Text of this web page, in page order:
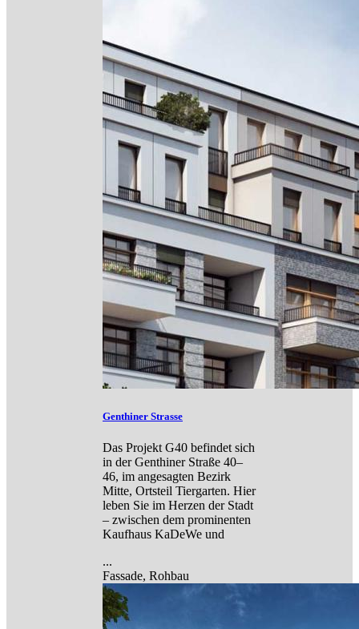
Genthiner Strasse
Das Projekt G40 befindet sich
in der Genthiner Straße 40–
46, im angesagten Bezirk
Mitte, Ortsteil Tiergarten. Hier
leben Sie im Herzen der Stadt
– zwischen dem prominenten
Kaufhaus KaDeWe und
...
Fassade, Rohbau